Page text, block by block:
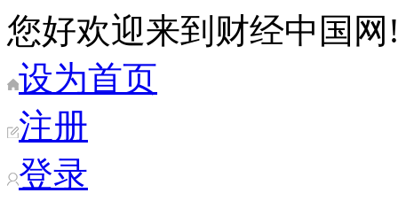
您好欢迎来到财经中国网
设为首页
注册
登录